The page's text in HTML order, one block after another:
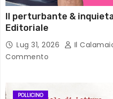
Il perturbante &
Editoriale
Lug 31, 2026 Il
Commento
POLLICINO